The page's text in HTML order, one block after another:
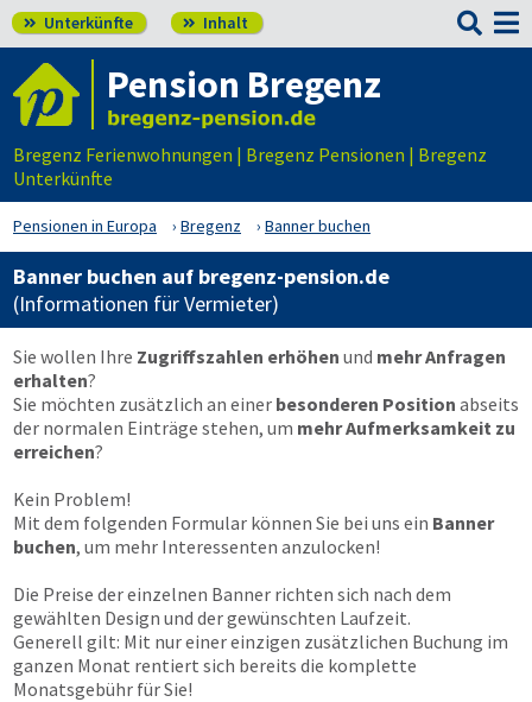
 Unterkünfte  Inhalt 
Pension Bregenz
Bregenz Ferienwohnungen | Bregenz Pensionen | Bregenz
Unterkünfte
Pensionen in Europa Bregenz Banner buchen
Banner buchen auf bregenz-pension.de
(Informationen für Vermieter)
Sie wollen Ihre Zugriffszahlen erhöhen und mehr Anfragen
erhalten?
Sie möchten zusätzlich an einer besonderen Position abseits
der normalen Einträge stehen, um mehr Aufmerksamkeit zu
erreichen?
Kein Problem!
Mit dem folgenden Formular können Sie bei uns ein Banner
buchen, um mehr Interessenten anzulocken!
Die Preise der einzelnen Banner richten sich nach dem
gewählten Design und der gewünschten Laufzeit.
Generell gilt: Mit nur einer einzigen zusätzlichen Buchung im
ganzen Monat rentiert sich bereits die komplette
Monatsgebühr für Sie!